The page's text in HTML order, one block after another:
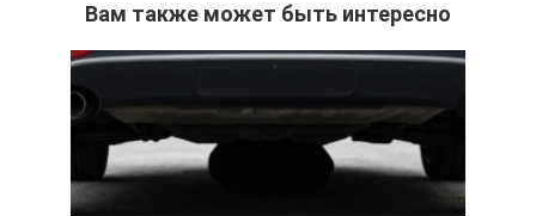
Вам также может быть интересно